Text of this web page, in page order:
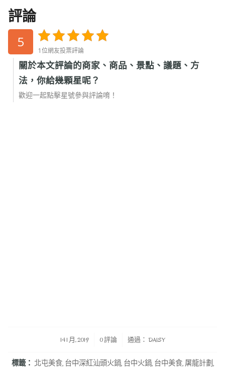
評論
5
1位網友投票評論
關於本文評論的商家、商品、景點、議題、方
法，你給幾顆星呢？
歡迎一起點擊星號參與評論唷！
14 1 月, 2019
/ 0 評論 通過： DAISY
標籤： 北屯美食, 台中深紅汕頭火鍋, 台中火鍋, 台中美食,屠龍計劃,